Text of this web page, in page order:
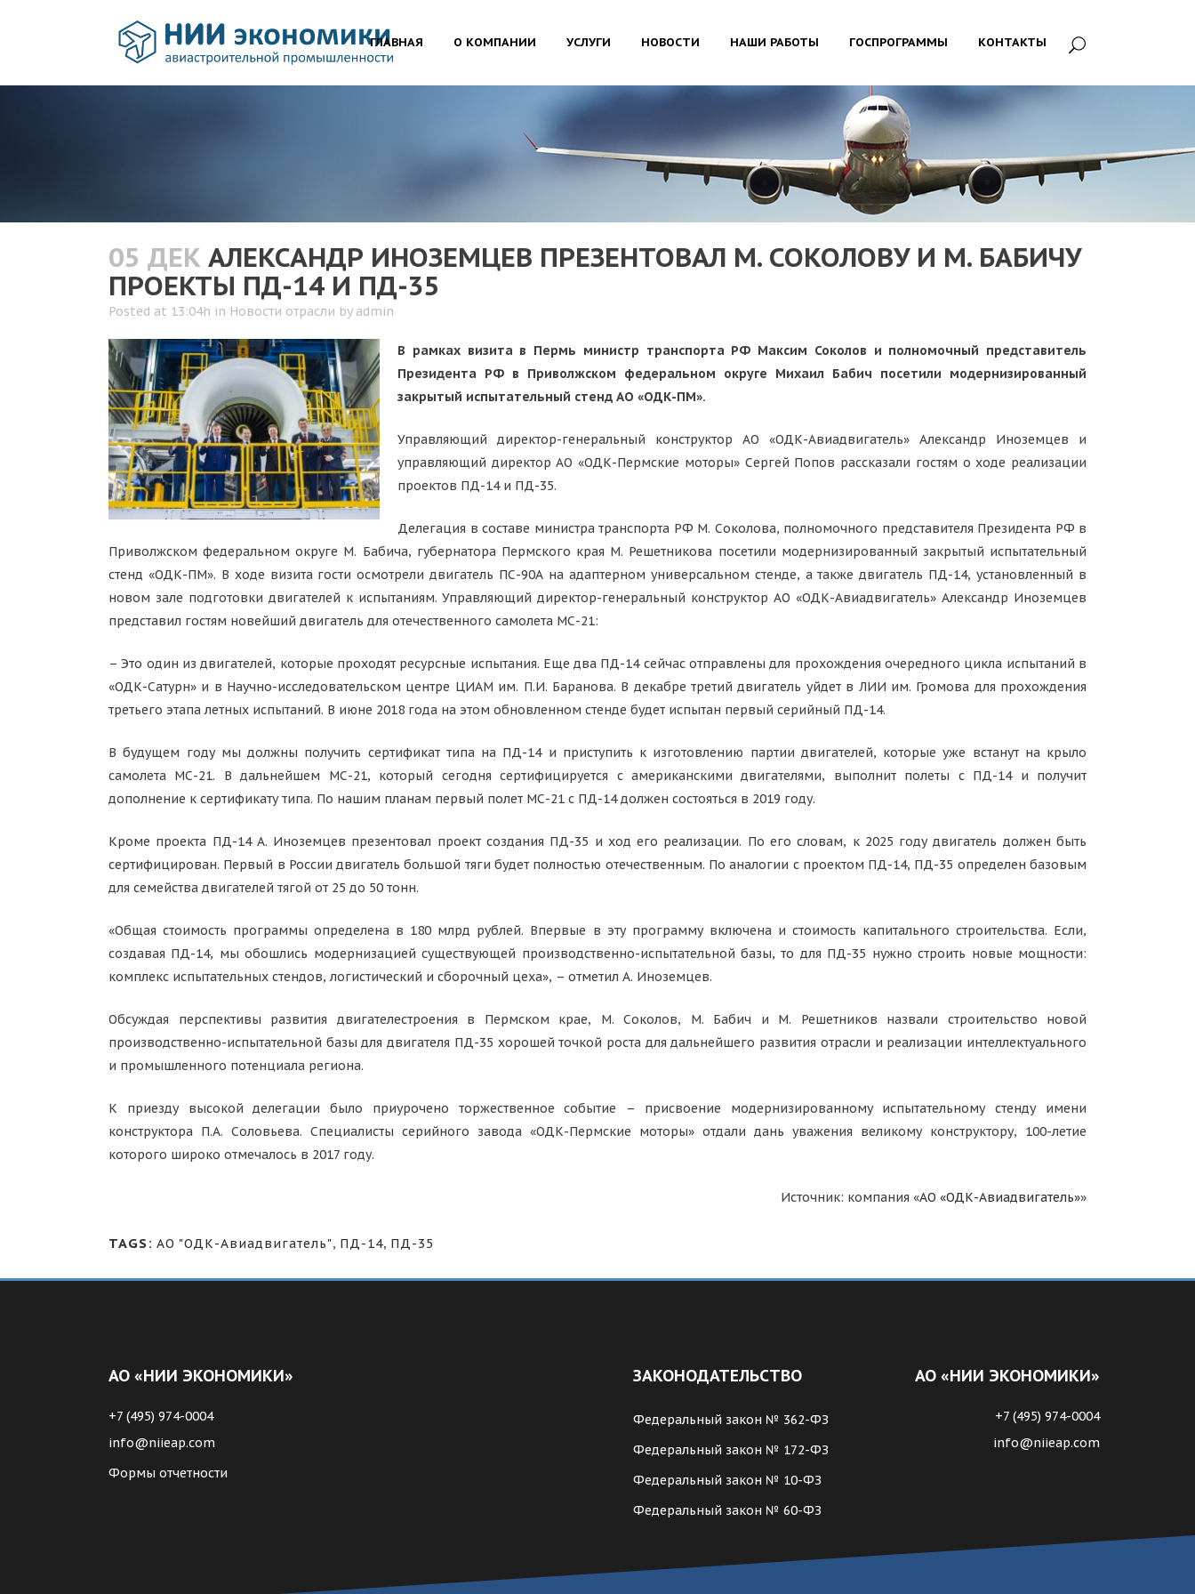
ГЛАВНАЯ О КОМПАНИИ УСЛУГИ НОВОСТИ НАШИ РАБОТЫ ГОСПРОГРАММЫ КОНТАКТЫ
05 ДЕК АЛЕКСАНДР ИНОЗЕМЦЕВ ПРЕЗЕНТОВАЛ М. СОКОЛОВУ И М. БАБИЧУ
ПРОЕКТЫ ПД-14 И ПД-35
Posted at 13:04h in Новости отрасли by admin
В рамках визита в Пермь министр транспорта РФ Максим Соколов и полномочный представитель
Президента РФ в Приволжском федеральном округе Михаил Бабич посетили модернизированный
закрытый испытательный стенд АО «ОДК-ПМ».
Управляющий директор-генеральный конструктор АО «ОДК-Авиадвигатель» Александр Иноземцев и
управляющий директор АО «ОДК-Пермские моторы» Сергей Попов рассказали гостям о ходе реализации
проектов ПД-14 и ПД-35.
Делегация в составе министра транспорта РФ М. Соколова, полномочного представителя Президента РФ в
Приволжском федеральном округе М. Бабича, губернатора Пермского края М. Решетникова посетили модернизированный закрытый испытательный
стенд «ОДК-ПМ». В ходе визита гости осмотрели двигатель ПС-90А на адаптерном универсальном стенде, а также двигатель ПД-14, установленный в
новом зале подготовки двигателей к испытаниям. Управляющий директор-генеральный конструктор АО «ОДК-Авиадвигатель» Александр Иноземцев
представил гостям новейший двигатель для отечественного самолета МС-21:
– Это один из двигателей, которые проходят ресурсные испытания. Еще два ПД-14 сейчас отправлены для прохождения очередного цикла испытаний в
«ОДК-Сатурн» и в Научно-исследовательском центре ЦИАМ им. П.И. Баранова. В декабре третий двигатель уйдет в ЛИИ им. Громова для прохождения
третьего этапа летных испытаний. В июне 2018 года на этом обновленном стенде будет испытан первый серийный ПД-14.
В будущем году мы должны получить сертификат типа на ПД-14 и приступить к изготовлению партии двигателей, которые уже встанут на крыло
самолета МС-21. В дальнейшем МС-21, который сегодня сертифицируется с американскими двигателями, выполнит полеты с ПД-14 и получит
дополнение к сертификату типа. По нашим планам первый полет МС-21 с ПД-14 должен состояться в 2019 году.
Кроме проекта ПД-14 А. Иноземцев презентовал проект создания ПД-35 и ход его реализации. По его словам, к 2025 году двигатель должен быть
сертифицирован. Первый в России двигатель большой тяги будет полностью отечественным. По аналогии с проектом ПД-14, ПД-35 определен базовым
для семейства двигателей тягой от 25 до 50 тонн.
«Общая стоимость программы определена в 180 млрд рублей. Впервые в эту программу включена и стоимость капитального строительства. Если,
создавая ПД-14, мы обошлись модернизацией существующей производственно-испытательной базы, то для ПД-35 нужно строить новые мощности:
комплекс испытательных стендов, логистический и сборочный цеха», – отметил А. Иноземцев.
Обсуждая перспективы развития двигателестроения в Пермском крае, М. Соколов, М. Бабич и М. Решетников назвали строительство новой
производственно-испытательной базы для двигателя ПД-35 хорошей точкой роста для дальнейшего развития отрасли и реализации интеллектуального
и промышленного потенциала региона.
К приезду высокой делегации было приурочено торжественное событие – присвоение модернизированному испытательному стенду имени
конструктора П.А. Соловьева. Специалисты серийного завода «ОДК-Пермские моторы» отдали дань уважения великому конструктору, 100-летие
которого широко отмечалось в 2017 году.
Источник: компания «АО «ОДК-Авиадвигатель»»
TAGS: АО "ОДК-Авиадвигатель", ПД-14, ПД-35
АО «НИИ ЭКОНОМИКИ»
+7 (495) 974-0004
info@niieap.com
Формы отчетности
ЗАКОНОДАТЕЛЬСТВО
Федеральный закон № 362-ФЗ
Федеральный закон № 172-ФЗ
Федеральный закон № 10-ФЗ
Федеральный закон № 60-ФЗ
АО «НИИ ЭКОНОМИКИ»
+7 (495) 974-0004
info@niieap.com